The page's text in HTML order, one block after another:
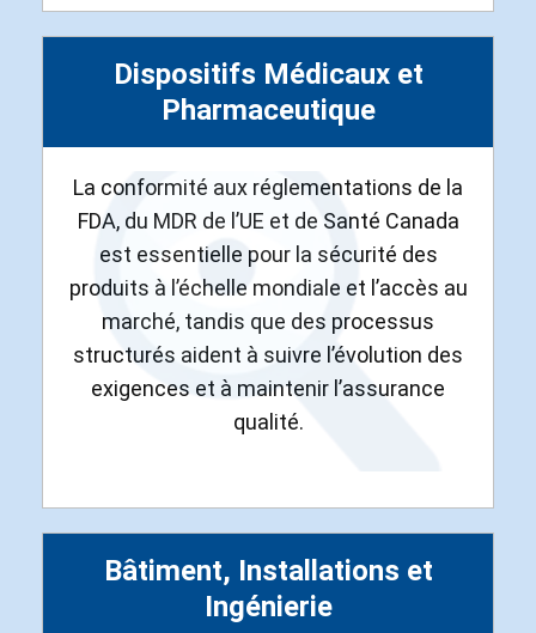
Dispositifs Médicaux et
Pharmaceutique
La conformité aux réglementations de la
FDA, du MDR de l’UE et de Santé Canada
est essentielle pour la sécurité des
produits à l’échelle mondiale et l’accès au
marché, tandis que des processus
structurés aident à suivre l’évolution des
exigences et à maintenir l’assurance
qualité.
Bâtiment, Installations et
Ingénierie